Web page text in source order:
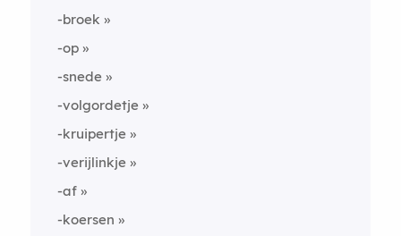
-broek
-op
-snede
-volgordetje
-kruipertje
-verijlinkje
-af
-koersen